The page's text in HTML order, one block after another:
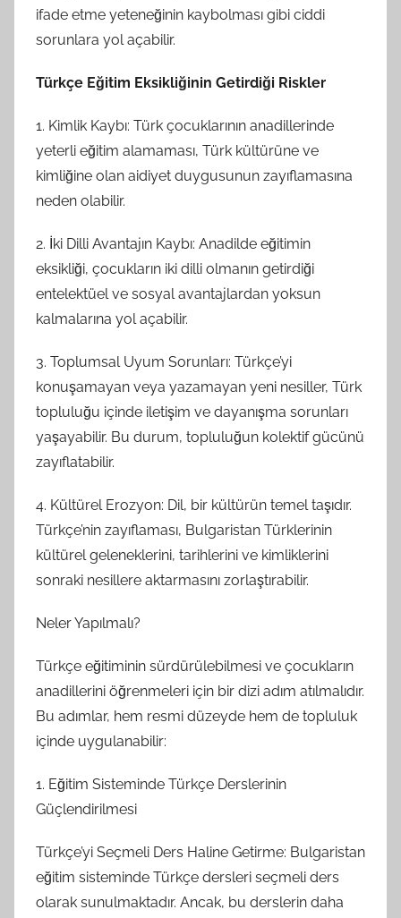
d
ifade etme yeteneğinin kaybolması gibi ciddi
sorunlara yol açabilir.
Türkçe Eğitim Eksikliğinin Getirdiği Riskler
1. Kimlik Kaybı: Türk çocuklarının anadillerinde
yeterli eğitim alamaması, Türk kültürüne ve
kimliğine olan aidiyet duygusunun zayıflamasına
neden olabilir.
2. İki Dilli Avantajın Kaybı: Anadilde eğitimin
eksikliği, çocukların iki dilli olmanın getirdiği
entelektüel ve sosyal avantajlardan yoksun
kalmalarına yol açabilir.
3. Toplumsal Uyum Sorunları: Türkçe’yi
konuşamayan veya yazamayan yeni nesiller, Türk
topluluğu içinde iletişim ve dayanışma sorunları
yaşayabilir. Bu durum, topluluğun kolektif gücünü
zayıflatabilir.
4. Kültürel Erozyon: Dil, bir kültürün temel taşıdır.
Türkçe’nin zayıflaması, Bulgaristan Türklerinin
kültürel geleneklerini, tarihlerini ve kimliklerini
sonraki nesillere aktarmasını zorlaştırabilir.
Neler Yapılmalı?
Türkçe eğitiminin sürdürülebilmesi ve çocukların
anadillerini öğrenmeleri için bir dizi adım atılmalıdır.
Bu adımlar, hem resmi düzeyde hem de topluluk
içinde uygulanabilir:
1. Eğitim Sisteminde Türkçe Derslerinin
Güçlendirilmesi
Türkçe’yi Seçmeli Ders Haline Getirme: Bulgaristan
eğitim sisteminde Türkçe dersleri seçmeli ders
olarak sunulmaktadır. Ancak, bu derslerin daha